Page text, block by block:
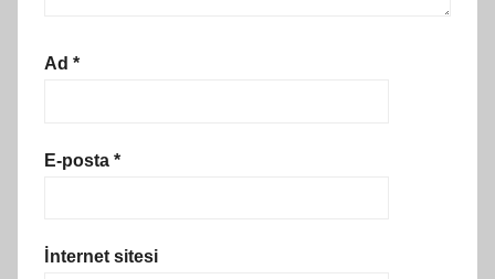
Ad *
E-posta *
İnternet sitesi